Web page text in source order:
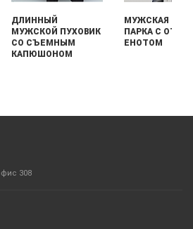
ДЛИННЫЙ
МУЖСКОЙ ПУХОВИК
СО СЪЕМНЫМ
КАПЮШОНОМ
МУЖСКАЯ
ПАРКА С
ЕНОТОМ
308